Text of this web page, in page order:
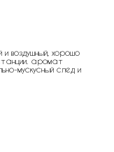
воздушный, хорошо
аромат
мускусный след и